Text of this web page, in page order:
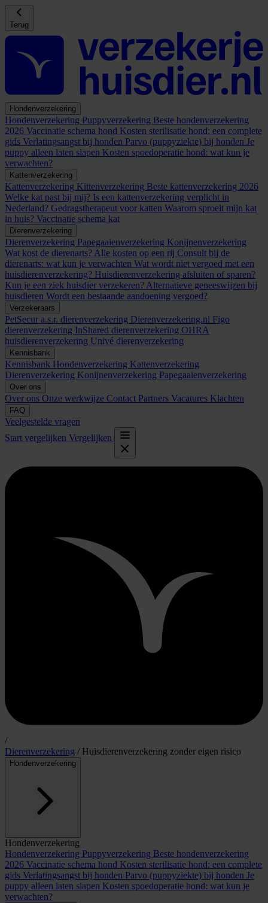
Terug
Hondenverzekering
Hondenverzekering Puppyverzekering Beste hondenverzekering
2026 Vaccinatie schema hond Kosten sterilisatie hond: een complete
gids Verlatingsangst bij honden Parvo (puppyziekte) bij honden Je
puppy alleen laten slapen Kosten spoedoperatie hond: wat kun je
verwachten?
Kattenverzekering
Kattenverzekering Kittenverzekering Beste kattenverzekering 2026
Welke kat past bij mij? Is een kattenverzekering verplicht in
Nederland? Gedragstherapeut voor katten Waarom sproeit mijn kat
in huis? Vaccinatie schema kat
Dierenverzekering
Dierenverzekering Papegaaienverzekering Konijnenverzekering
Wat kost de dierenarts? Alle kosten op een rij Consult bij de
dierenarts: wat kun je verwachten Wat wordt niet vergoed met een
huisdierenverzekering? Huisdierenverzekering afsluiten of sparen?
Kun je een ziek huisdier verzekeren? Alternatieve geneeswijzen bij
huisdieren Wordt een bestaande aandoening vergoed?
Verzekeraars
PetSecur a.s.r. dierenverzekering Dierenverzekering.nl Figo
dierenverzekering InShared dierenverzekering OHRA
huisdierenverzekering Univé dierenverzekering
Kennisbank
Kennisbank Hondenverzekering Kattenverzekering
Dierenverzekering Konijnenverzekering Papegaaienverzekering
Over ons
Over ons Onze werkwijze Contact Partners Vacatures Klachten
FAQ
Veelgestelde vragen
Start vergelijken Vergelijken
/
Dierenverzekering / Huisdierenverzekering zonder eigen risico
Hondenverzekering
Hondenverzekering
Hondenverzekering Puppyverzekering Beste hondenverzekering
2026 Vaccinatie schema hond Kosten sterilisatie hond: een complete
gids Verlatingsangst bij honden Parvo (puppyziekte) bij honden Je
puppy alleen laten slapen Kosten spoedoperatie hond: wat kun je
verwachten?